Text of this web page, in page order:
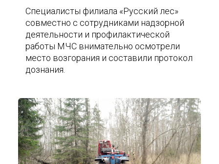
Специалисты филиала «Русский лес»
совместно с сотрудниками надзорной
деятельности и профилактической
работы МЧС внимательно осмотрели
место возгорания и составили протокол
дознания.